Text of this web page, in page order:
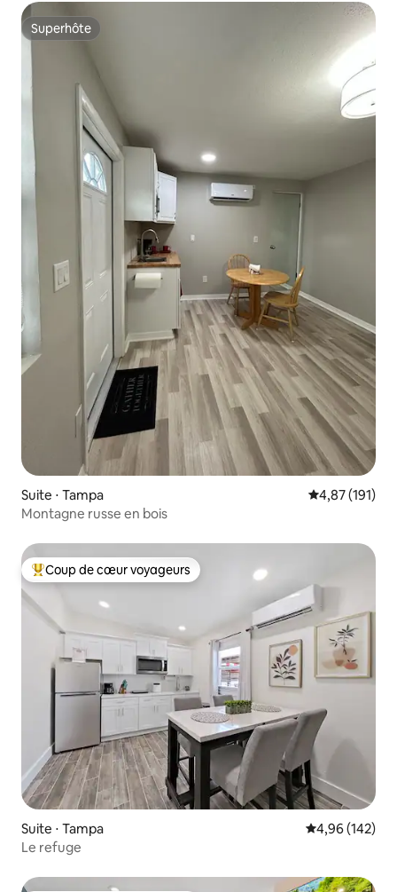
Superhôte
Superhôte
Suite ⋅ Tampa Évaluation
4,87 (191)
Montagne russe en bois
Coups de cœur voyageurs les plus appréciés
Coup de cœur voyageurs
Suite ⋅ Tampa Évaluation
4,96 (142)
Le refuge